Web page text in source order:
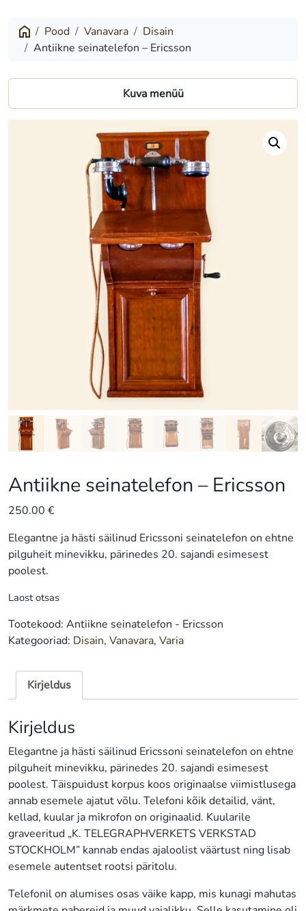
Ericsson
Pood Vanavara
Disain
Antiikne seinatelefon – Ericsson
Kuva menüü
Antiikne seinatelefon – Ericsson
250.00 €
Elegantne ja hästi säilinud Ericssoni seinatelefon on ehtne
pilguheit minevikku, pärinedes 20. sajandi esimesest
poolest.
Laost otsas
Tootekood: Antiikne seinatelefon - Ericsson
Kategooriad: Disain, Vanavara, Varia
Kirjeldus
Kirjeldus
Elegantne ja hästi säilinud Ericssoni seinatelefon on ehtne
pilguheit minevikku, pärinedes 20. sajandi esimesest
poolest. Täispuidust korpus koos originaalse viimistlusega
annab esemele ajatut võlu. Telefoni kõik detailid, vänt,
kellad, kuular ja mikrofon on originaalid. Kuularile
graveeritud „K. TELEGRAPHVERKETS VERKSTAD
STOCKHOLM” kannab endas ajaloolist väärtust ning lisab
esemele autentset rootsi päritolu.
Telefonil on alumises osas väike kapp, mis kunagi mahutas